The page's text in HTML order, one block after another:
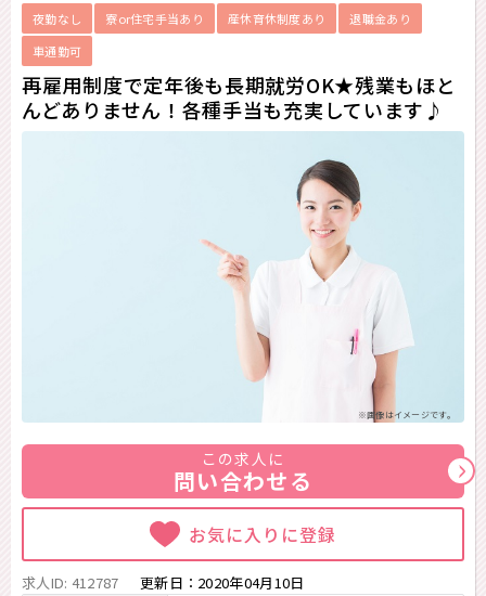
夜勤なし 寮or住宅手当あり 産休育休制度あり
退職金あり
車通勤可
再雇用制度で定年後も長期就労OK★残業もほと
んどありません！各種手当も充実しています♪
※画像はイメージです。
この求人に
問い合わせる
お気に入りに登録
求人ID: 412787 更新日： 2020年04月10日